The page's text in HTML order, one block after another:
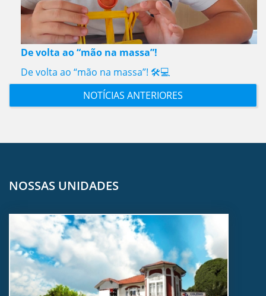
De volta ao “mão na massa”!
De volta ao “mão na massa”! 🛠️💻
NOTÍCIAS ANTERIORES
NOSSAS UNIDADES